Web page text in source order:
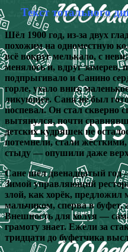
Текст тотального
Шёл 1900 год, из-за двух
похожим на одноместную
всё вокруг мелькало, с
менялось и, вдруг замерев,
подпрыгивало и Санино
горле, ухало вниз,
ликующее. Саня не был
поспевал. Он стал скверно
вытянулся, почти
детских кудряшек не
потемнели, стали
стыду — опушили даже
Сане шёл двенадцатый год
Зимой управляющий
злой, как хорёк,
мальчиком, сперва в буфет,
Внешность для холуя —
грамоту знает. Ежели за
тридцати до буфетчика